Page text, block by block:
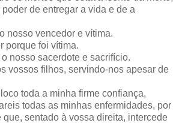
de entregar a vida e de a
nosso vencedor e vítima.
porque foi vítima.
nosso sacerdote e sacrifício.
vossos filhos, servindo-nos apesar de
toda a minha firme confiança,
todas as minhas enfermidades, por
sentado à vossa direita, intercede